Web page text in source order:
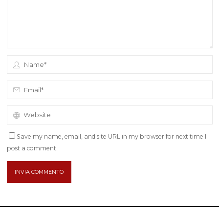
Save my name, email, and site URL in my browser for next time I
post a comment.